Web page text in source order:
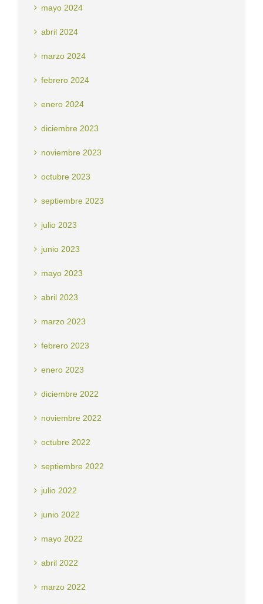
mayo 2024
abril 2024
marzo 2024
febrero 2024
enero 2024
diciembre 2023
noviembre 2023
octubre 2023
septiembre 2023
julio 2023
junio 2023
mayo 2023
abril 2023
marzo 2023
febrero 2023
enero 2023
diciembre 2022
noviembre 2022
octubre 2022
septiembre 2022
julio 2022
junio 2022
mayo 2022
abril 2022
marzo 2022